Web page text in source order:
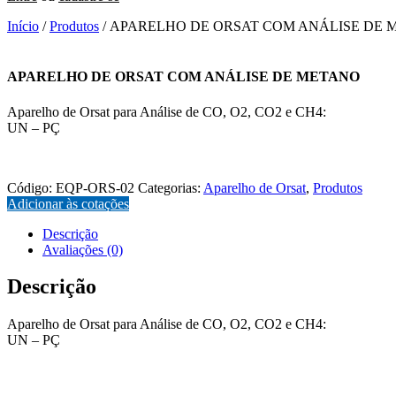
Início /Produtos / APARELHO DE ORSAT COM ANÁLISE DE
APARELHO DE ORSAT COM ANÁLISE DE METANO
Aparelho de Orsat para Análise de CO, O2, CO2 e CH4:
UN – PÇ
Código: EQP-ORS-02 Categorias: Aparelho de Orsat, Produtos
Adicionar às cotações
Descrição
Avaliações (0)
Descrição
Aparelho de Orsat para Análise de CO, O2, CO2 e CH4:
UN – PÇ